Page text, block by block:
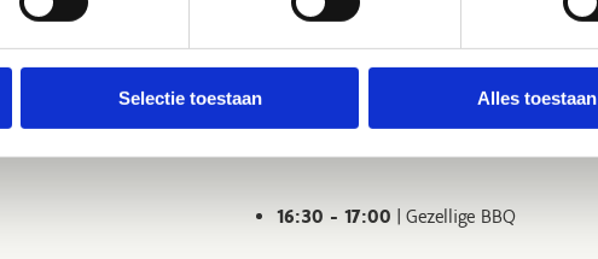
Selectie toestaan Alles toestaan
14:45 - 15:00 | Pauze & ontspanning
15:00 - 16:15
16:30 - 17:00 | Gezellige BBQ